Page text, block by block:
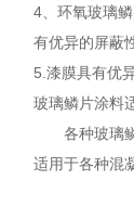
4、环氧玻璃
有优异的屏蔽
5.漆膜具有优
玻璃鳞片涂料
各种玻璃鳞
适用于各种混